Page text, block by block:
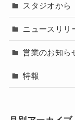
スタジオから
ニュースリリ
営業のお知ら
特報